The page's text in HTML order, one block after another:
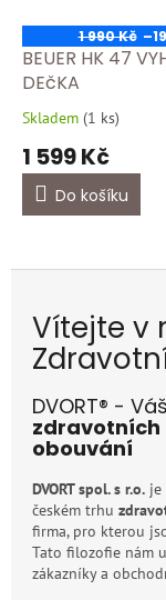
1 990 Kč
BEUER HK 47
DEčKA
Průměrné
produktu
5,0
hvězdiček.
Skladem (1 ks)
1 599 Kč
Do košíku
Vítejte v
DVORT® -
obouvání
DVORT spol. s r.o. je
českém trhu
firma, pro kterou
Tato filozofie nám
zákazníky a